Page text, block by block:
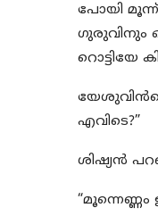
പോയി മൂന്ന്
ഗുരുവിനും
റൊട്ടിയേ
എവിടെ?”
ശിഷ്യൻ